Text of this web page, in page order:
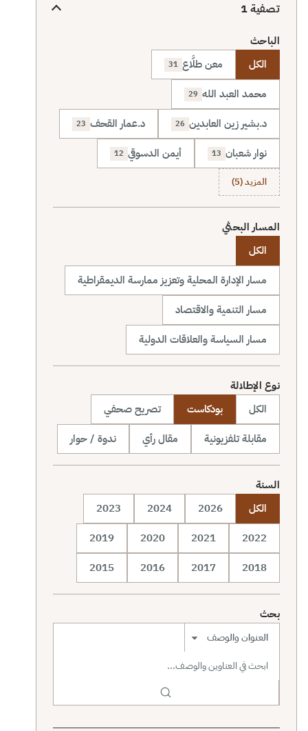
تصفية1
الباحث
الكل
معن طلَّاع 31
محمد العبد الله 29
د.بشير زين العابدين 26 د.عمار القحف 23
نوار شعبان 13 أيمن الدسوقي 12
المزيد (5)
المسار البحثي
الكل
مسار الإدارة المحلية وتعزيز ممارسة الديمقراطية
مسار التنمية والاقتصاد
مسار السياسة والعلاقات الدولية
نوع الإطلالة
الكل
بودكاست
تصريح صحفي
مقابلة تلفزيونية
مقال رأي ندوة / حوار
السنة
الكل
2026
2024
2023
2022
2021
2020
2019
2018
2017
2016
2015
بحث
نطاق البحث